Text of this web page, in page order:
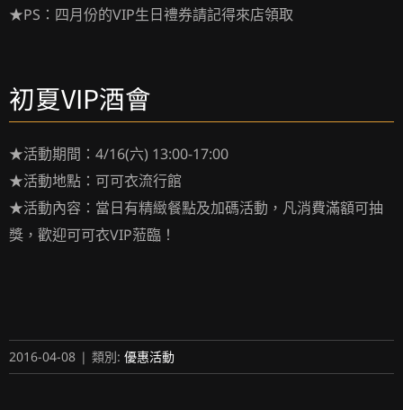
★PS：四月份的VIP生日禮券請記得來店領取
初夏VIP酒會
★活動期間：4/16(六) 13:00-17:00
★活動地點：可可衣流行館
★活動內容： 當日有精緻餐點及加碼活動，凡消費滿額可抽
獎，歡迎可可衣VIP蒞臨！
2016-04-08 | 類別: 優惠活動